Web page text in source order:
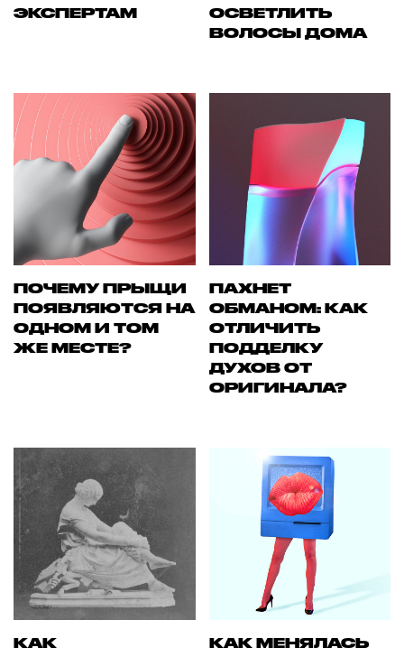
ЭКСПЕРТАМ
ОСВЕТЛИТЬ
ВОЛОСЫ ДОМА
ПОЧЕМУ ПРЫЩИ
ПОЯВЛЯЮТСЯ НА
ОДНОМ И ТОМ
ЖЕ МЕСТЕ?
ПАХНЕТ
ОБМАНОМ: КАК
ОТЛИЧИТЬ
ПОДДЕЛКУ
ДУХОВ ОТ
ОРИГИНАЛА?
КАК
КАК МЕНЯЛАСЬ